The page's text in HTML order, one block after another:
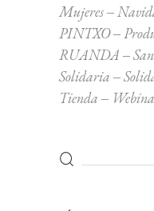
Mujeres
PINTXO
RUANDA
Solidaria
Tienda
Search
for: